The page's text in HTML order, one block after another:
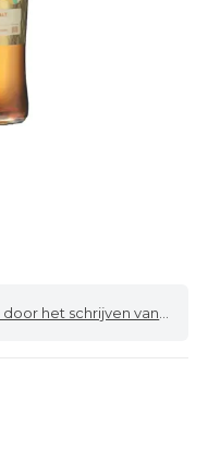
schrijven van een review